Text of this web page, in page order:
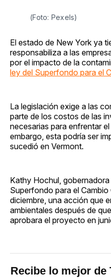
(Foto: Pexels)
El estado de New York ya
responsabiliza a las
por el impacto de la
ley del Superfondo para el
La legislación exige a las
parte de los costos de las
necesarias para enfrentar
embargo, esta podría ser
sucedió en Vermont.
Kathy Hochul,
Superfondo para el
diciembre, una acción que
ambientales después de
aprobara el proyecto en
Recibe lo mejor